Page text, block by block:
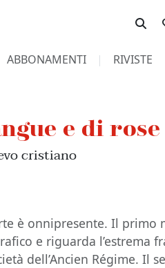
ABBONAMENTI RIVISTE
e di rose
cristiano
è onnipresente. Il primo
e riguarda l’estrema
dell’Ancien Régime. Il